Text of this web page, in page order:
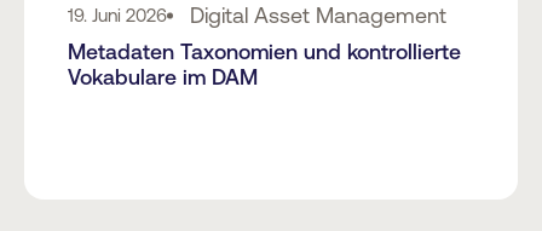
19. Juni 2026 Digital Asset Management
Metadaten Taxonomien und kontrollierte
Vokabulare im DAM